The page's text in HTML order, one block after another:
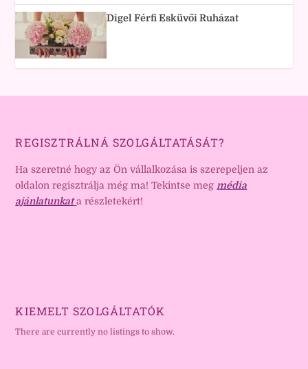
Digel Férfi Esküvői Ruházat
REGISZTRÁLNÁ SZOLGÁLTATÁSÁT?
Ha szeretné hogy az Ön vállalkozása is szerepeljen az
oldalon regisztrálja még ma! Tekintse meg média
ajánlatunkat a részletekért!
KIEMELT SZOLGÁLTATÓK
There are currently no listings to show.